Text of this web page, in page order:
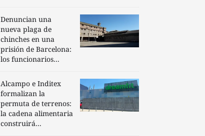
Denuncian una
nueva plaga de
chinches en una
prisión de Barcelona:
los funcionarios...
Alcampo e Inditex
formalizan la
permuta de terrenos:
la cadena alimentaria
construirá...